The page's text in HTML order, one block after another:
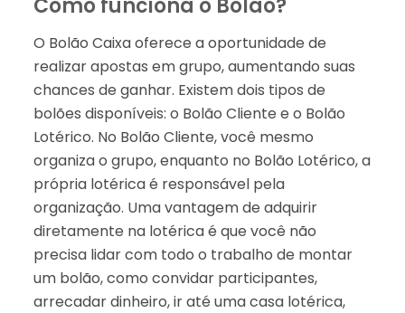
Como funciona o Bolão?
O Bolão Caixa oferece a oportunidade de
realizar apostas em grupo, aumentando suas
chances de ganhar. Existem dois tipos de
bolões disponíveis: o Bolão Cliente e o Bolão
Lotérico. No Bolão Cliente, você mesmo
organiza o grupo, enquanto no Bolão Lotérico, a
própria lotérica é responsável pela
organização. Uma vantagem de adquirir
diretamente na lotérica é que você não
precisa lidar com todo o trabalho de montar
um bolão, como convidar participantes,
arrecadar dinheiro, ir até uma casa lotérica,